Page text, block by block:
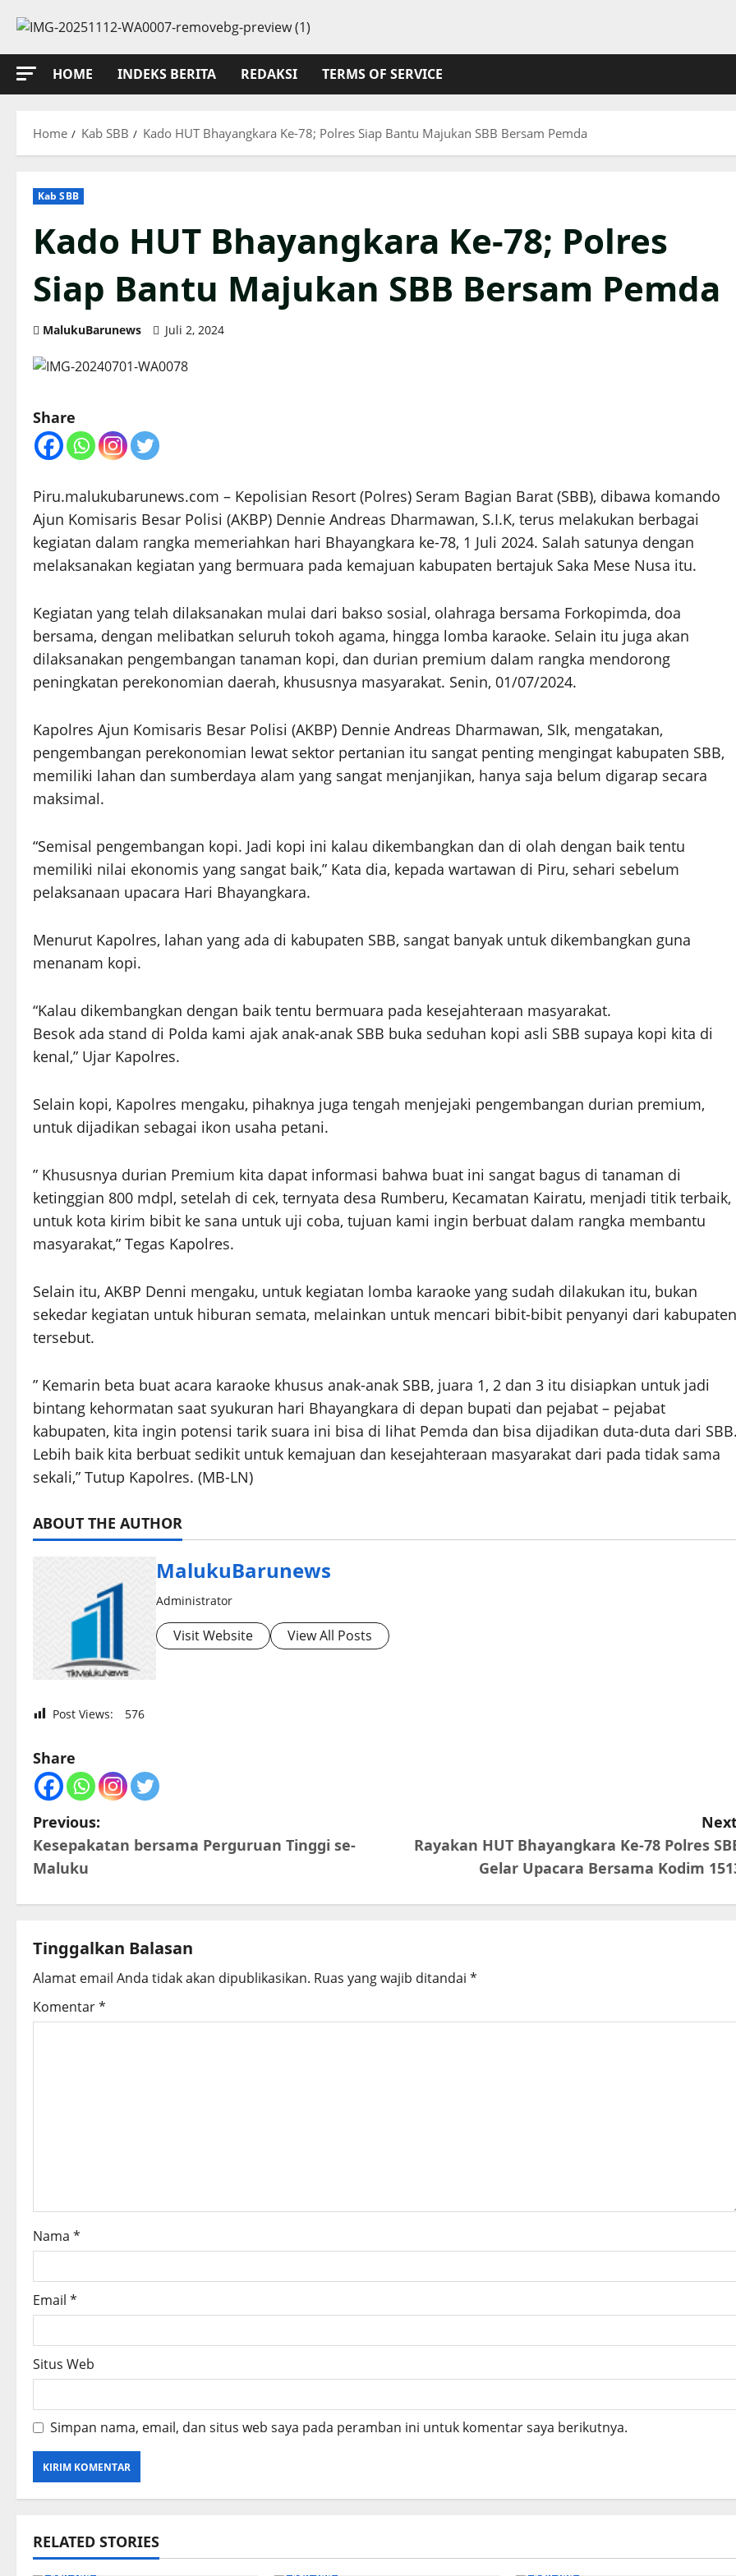
content
HOME
INDEKS BERITA REDAKSI TERMS OF SERVICE
Home Kab SBB Kado HUT Bhayangkara Ke-78; Polres Siap Bantu Majukan SBB Bersam Pemda
Kab SBB
Kado HUT Bhayangkara Ke-78; Polres
Siap Bantu Majukan SBB Bersam Pemda
MalukuBarunews Juli 2, 2024
Share
Piru.malukubarunews.com – Kepolisian Resort (Polres) Seram Bagian Barat (SBB), dibawa komando
Ajun Komisaris Besar Polisi (AKBP) Dennie Andreas Dharmawan, S.I.K, terus melakukan berbagai
kegiatan dalam rangka memeriahkan hari Bhayangkara ke-78, 1 Juli 2024. Salah satunya dengan
melaksanakan kegiatan yang bermuara pada kemajuan kabupaten bertajuk Saka Mese Nusa itu.
Kegiatan yang telah dilaksanakan mulai dari bakso sosial, olahraga bersama Forkopimda, doa
bersama, dengan melibatkan seluruh tokoh agama, hingga lomba karaoke. Selain itu juga akan
dilaksanakan pengembangan tanaman kopi, dan durian premium dalam rangka mendorong
peningkatan perekonomian daerah, khususnya masyarakat. Senin, 01/07/2024.
Kapolres Ajun Komisaris Besar Polisi (AKBP) Dennie Andreas Dharmawan, SIk, mengatakan,
pengembangan perekonomian lewat sektor pertanian itu sangat penting mengingat kabupaten SBB,
memiliki lahan dan sumberdaya alam yang sangat menjanjikan, hanya saja belum digarap secara
maksimal.
“Semisal pengembangan kopi. Jadi kopi ini kalau dikembangkan dan di olah dengan baik tentu
memiliki nilai ekonomis yang sangat baik,” Kata dia, kepada wartawan di Piru, sehari sebelum
pelaksanaan upacara Hari Bhayangkara.
Menurut Kapolres, lahan yang ada di kabupaten SBB, sangat banyak untuk dikembangkan guna
menanam kopi.
“Kalau dikembangkan dengan baik tentu bermuara pada kesejahteraan masyarakat.
Besok ada stand di Polda kami ajak anak-anak SBB buka seduhan kopi asli SBB supaya kopi kita di
kenal,” Ujar Kapolres.
Selain kopi, Kapolres mengaku, pihaknya juga tengah menjejaki pengembangan durian premium,
untuk dijadikan sebagai ikon usaha petani.
” Khususnya durian Premium kita dapat informasi bahwa buat ini sangat bagus di tanaman di
ketinggian 800 mdpl, setelah di cek, ternyata desa Rumberu, Kecamatan Kairatu, menjadi titik terbaik,
untuk kota kirim bibit ke sana untuk uji coba, tujuan kami ingin berbuat dalam rangka membantu
masyarakat,” Tegas Kapolres.
Selain itu, AKBP Denni mengaku, untuk kegiatan lomba karaoke yang sudah dilakukan itu, bukan
sekedar kegiatan untuk hiburan semata, melainkan untuk mencari bibit-bibit penyanyi dari kabupaten
tersebut.
” Kemarin beta buat acara karaoke khusus anak-anak SBB, juara 1, 2 dan 3 itu disiapkan untuk jadi
bintang kehormatan saat syukuran hari Bhayangkara di depan bupati dan pejabat – pejabat
kabupaten, kita ingin potensi tarik suara ini bisa di lihat Pemda dan bisa dijadikan duta-duta dari
Lebih baik kita berbuat sedikit untuk kemajuan dan kesejahteraan masyarakat dari pada tidak sama
sekali,” Tutup Kapolres. (MB-LN)
ABOUT THE AUTHOR
MalukuBarunews
Administrator
Visit Website View All Posts
Post Views: 576
Share
P
o
s
n
a
v
i
o
n
Previous:
Kesepakatan bersama Perguruan Tinggi se-
Maluku
Rayakan HUT Bhayangkara Ke-78 Polres
Gelar Upacara Bersama Kodim
Tinggalkan Balasan
Alamat email Anda tidak akan dipublikasikan. Ruas yang wajib ditandai *
Komentar*
Nama *
Email *
Situs Web
Simpan nama, email, dan situs web saya pada peramban ini untuk komentar saya berikutnya.
RELATED STORIES